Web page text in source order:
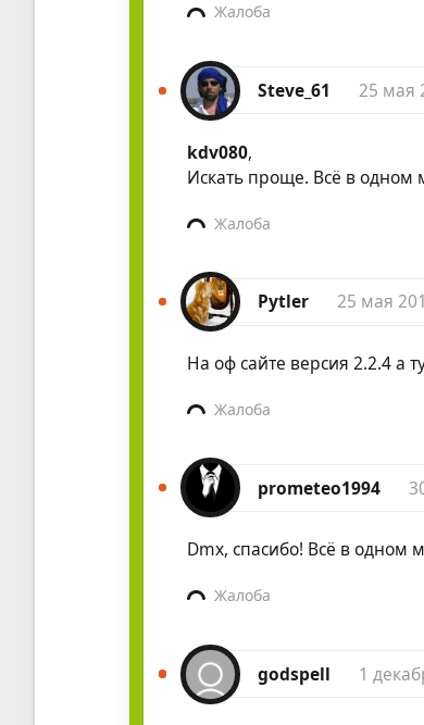
Жалоба
Steve_61 25 мая
kdv080,
Искать проще. Всё в одном
Жалоба
Pytler 25 мая
На оф сайте версия 2.2.4 а
Жалоба
prometeo1994
Dmx, спасибо! Всё в одном
Жалоба
godspell 1